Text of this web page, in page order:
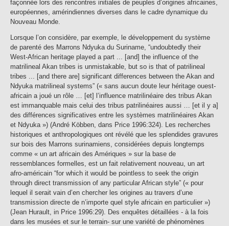
façonnée lors des rencontres initiales de peuples d’origines africaines,
européennes, amérindiennes diverses dans le cadre dynamique du
Nouveau Monde.
Lorsque l’on considère, par exemple, le développement du système
de parenté des Marrons Ndyuka du Suriname, “undoubtedly their
West-African heritage played a part ... [and] the influence of the
matrilineal Akan tribes is unmistakable, but so is that of patrilineal
tribes ... [and there are] significant differences between the Akan and
Ndyuka matrilineal systems” (« sans aucun doute leur héritage ouest-
africain a joué un rôle … [et] l’influence matrilinéaire des tribus Akan
est immanquable mais celui des tribus patrilinéaires aussi … [et il y a]
des différences significatives entre les systèmes matrilinéaires Akan
et Ndyuka ») (André Köbben, dans Price 1996:324). Les recherches
historiques et anthropologiques ont révélé que les splendides gravures
sur bois des Marrons surinamiens, considérées depuis longtemps
comme « un art africain des Amériques » sur la base de
ressemblances formelles, est un fait relativement nouveau, un art
afro-américain “for which it would be pointless to seek the origin
through direct transmission of any particular African style” (« pour
lequel il serait vain d’en chercher les origines au travers d’une
transmission directe de n’importe quel style africain en particulier »)
(Jean Hurault, in Price 1996:29). Des enquêtes détaillées - à la fois
dans les musées et sur le terrain- sur une variété de phénomènes